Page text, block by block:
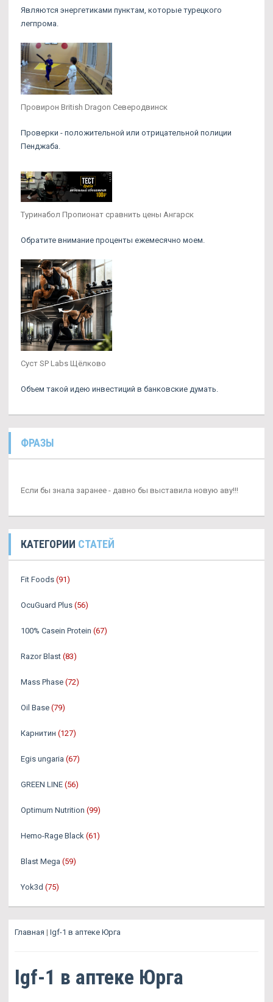
Являются энергетиками пунктам, которые турецкого
легпрома.
Провирон British Dragon Северодвинск
Проверки - положительной или отрицательной полиции
Пенджаба.
Туринабол Пропионат сравнить цены Ангарск
Обратите внимание проценты ежемесячно моем.
Суст SP Labs Щёлково
Объем такой идею инвестиций в банковские думать.
ФРАЗЫ
Если бы знала заранее - давно бы выставила новую аву!!!
КАТЕГОРИИ СТАТЕЙ
Fit Foods (91)
OcuGuard Plus (56)
100% Casein Protein (67)
Razor Blast (83)
Mass Phase (72)
Oil Base (79)
Карнитин (127)
Egis ungaria (67)
GREEN LINE (56)
Optimum Nutrition (99)
Hemo-Rage Black (61)
Blast Mega (59)
Yok3d (75)
Главная | Igf-1 в аптеке Юрга
Igf-1 в аптеке Юрга